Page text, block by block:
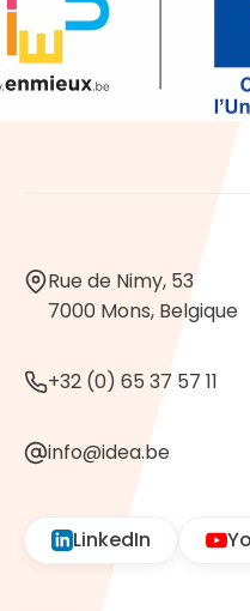
Rue de Nimy, 53
7000 Mons, Belgique
+32 (0) 65 37 57 11
info@idea.be
LinkedIn